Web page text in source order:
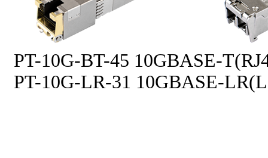
PT-10G-BT-45 10GBASE-
PT-10G-LR-31 10GBASE-